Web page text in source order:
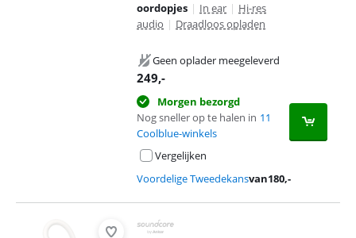
oordopjes | In ear | Hi-res
audio | Draadloos opladen
Geen oplader meegeleverd
249,-
Morgen bezorgd
Nog sneller op te halen in 11
Coolblue-winkels
Vergelijken
Voordelige Tweedekansvan180,-